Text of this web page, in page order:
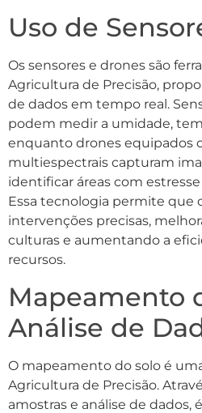
Uso de
Os sensores e drones são
Agricultura de Precisão,
de dados em tempo real.
podem medir a umidade,
enquanto drones equipados
multiespectrais capturam
identificar áreas com
Essa tecnologia permite que
intervenções precisas,
culturas e aumentando a
recursos.
Mapeamento
Análise de
O mapeamento do solo é
Agricultura de Precisão.
amostras e análise de dados,